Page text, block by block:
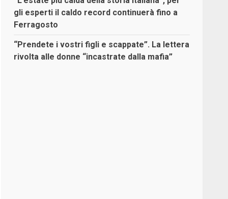
gli esperti il caldo record continuerà fino a
Ferragosto
“Prendete i vostri figli e scappate”. La lettera
rivolta alle donne “incastrate dalla mafia”